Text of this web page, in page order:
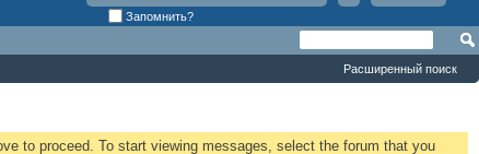
Запомнить?
Расширенный поиск
to proceed. To start viewing messages, select the forum that you